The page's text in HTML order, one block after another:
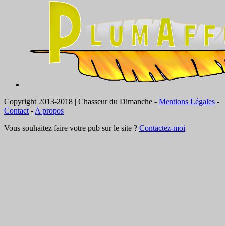
Copyright 2013-2018 | Chasseur du Dimanche - Mentions Légales -
Contact - A propos
Vous souhaitez faire votre pub sur le site ? Contactez-moi